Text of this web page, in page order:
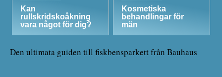
Kan
rullskridskoåkning
vara något för dig?
Kosmetiska
behandlingar för
män
Den ultimata guiden till fiskbensparkett från Bauhaus